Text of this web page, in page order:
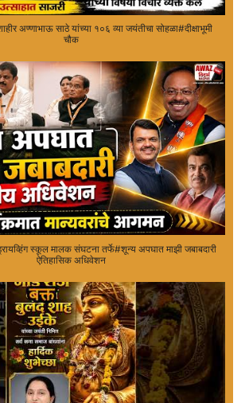
अण्णाभाऊ साठे यांच्या १०६ व्या जयंतीचा सोहळा#दीक्षाभूमी
चौक
ड्रायव्हिंग स्कूल मालक संघटना तर्फे#शून्य अपघात माझी जबाबदारी
ऐतिहासिक अधिवेशन